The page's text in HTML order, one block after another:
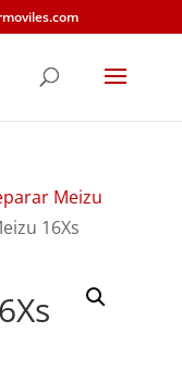
Meizu
16Xs